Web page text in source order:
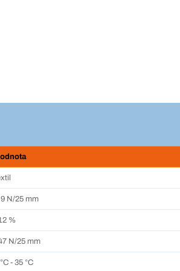
N/25 mm
%
N/25 mm
- 35 °C